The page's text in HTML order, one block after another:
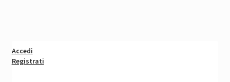
Accedi
Registrati